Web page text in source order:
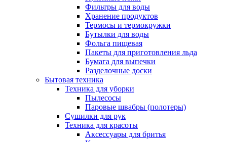
Фильтры для воды
Хранение продуктов
Термосы и термокружки
Бутылки для воды
Фольга пищевая
Пакеты для приготовления льда
Бумага для выпечки
Разделочные доски
Бытовая техника
Техника для уборки
Пылесосы
Паровые швабры (полотеры)
Сушилки для рук
Техника для красоты
Аксессуары для бритья